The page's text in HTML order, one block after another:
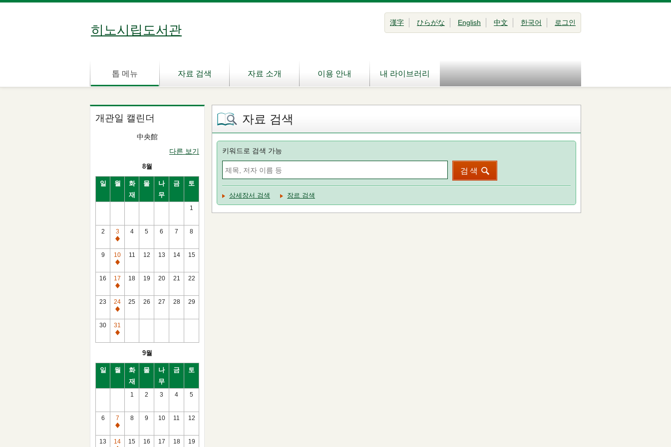
히노시립도서관
톱 메뉴 자료 검색 자료 소개 이용 안내 내 라이브러리
漢字 ひらがな English 中文 한국어 로그인
개관일 캘린더
中央館
다른 보기
8월
일 월
화
재
물
나
무
금 토
1
2
3
通
常
休
館
日
4 5 6 7 8
9
10
通
常
休
館
日
11 12 13 14 15
16
17
通
常
休
館
日
18 19 20 21 22
23
24
通
常
休
館
25 26 27 28 29
30
31
通
館
9월
일 월
화
재
물
나
무
금 토
1 2 3 4 5
6
7
通
常
8 9 10 11 12
13 14 15 16 17 18 19
자료 검색
키워드로 검색 가능
검색
상세장서 검색 장르 검색